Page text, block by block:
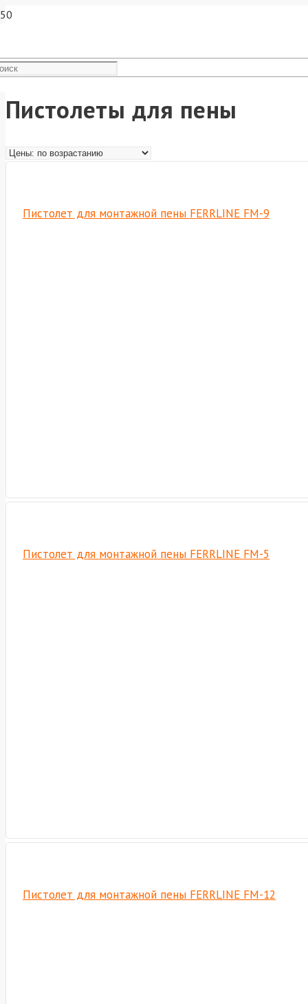
Пистолеты для пены
Пистолет для монтажной пены FERRLINE FM-9
Пистолет для монтажной пены FERRLINE FM-5
Пистолет для монтажной пены FERRLINE FM-12